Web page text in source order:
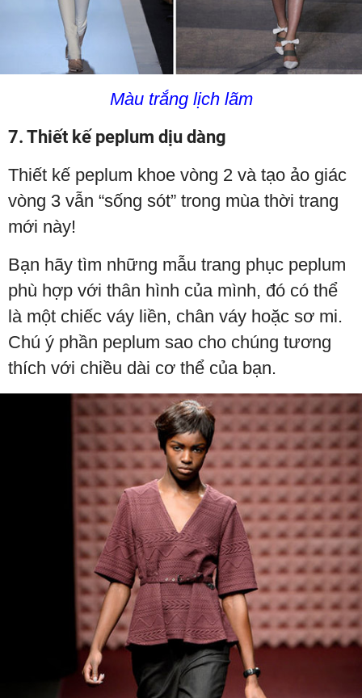
Màu trắng lịch lãm
7. Thiết kế peplum dịu dàng
Thiết kế peplum khoe vòng 2 và tạo ảo giác
vòng 3 vẫn “sống sót” trong mùa thời trang
mới này!
Bạn hãy tìm những mẫu trang phục peplum
phù hợp với thân hình của mình, đó có thể
là một chiếc váy liền, chân váy hoặc sơ mi.
Chú ý phần peplum sao cho chúng tương
thích với chiều dài cơ thể của bạn.